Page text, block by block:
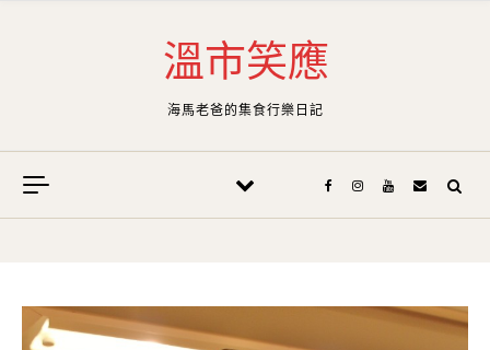
溫市笑應
海馬老爸的集食行樂日記